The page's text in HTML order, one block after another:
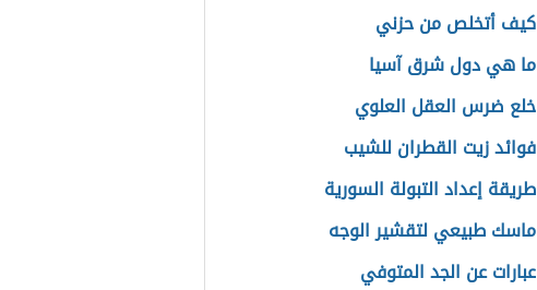
كيف أتخلص من حزني
ما هي دول شرق آسيا
خلع ضرس العقل العلوي
فوائد زيت القطران للشيب
طريقة إعداد التبولة السورية
ماسك طبيعي لتقشير الوجه
عبارات عن الجد المتوفي